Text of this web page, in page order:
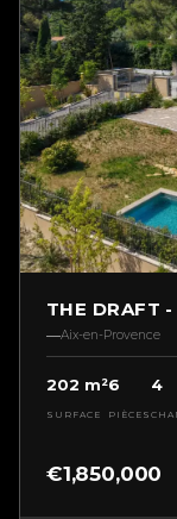
THE DRAFT
Aix-en-Provence
202 m²
SURFACE
6
PIÈCES
4
€1,850,000